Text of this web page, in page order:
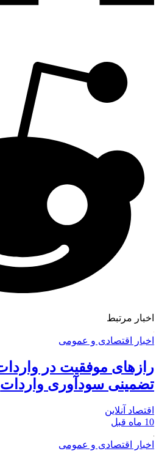
اخبار مرتبط
اخبار اقتصادی و عمومی
تضمینی سودآوری واردات
اقتصاد آنلاین
10 ماه قبل
اخبار اقتصادی و عمومی